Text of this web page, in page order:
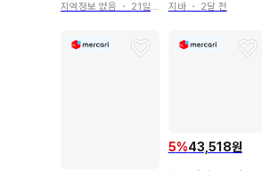
지역정보 없음 ・ 21일 전 지바・ 2달 전
5%43,518원